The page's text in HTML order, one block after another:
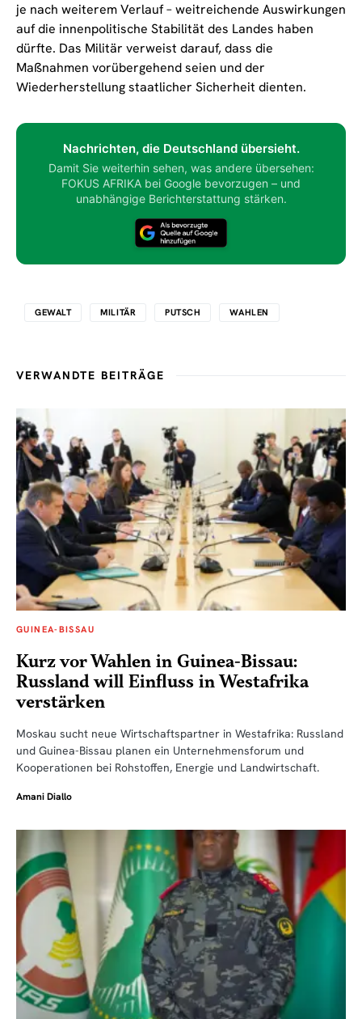
je nach weiterem Verlauf – weitreichende Auswirkungen
auf die innenpolitische Stabilität des Landes haben
dürfte. Das Militär verweist darauf, dass die
Maßnahmen vorübergehend seien und der
Wiederherstellung staatlicher Sicherheit dienten.
Nachrichten, die Deutschland übersieht.
Damit Sie weiterhin sehen, was andere übersehen:
FOKUS AFRIKA bei Google bevorzugen – und
unabhängige Berichterstattung stärken.
GEWALT MILITÄR PUTSCH WAHLEN
VERWANDTE BEITRÄGE
GUINEA-BISSAU
Kurz vor Wahlen in Guinea-Bissau:
Russland will Einfluss in Westafrika
verstärken
Moskau sucht neue Wirtschaftspartner in Westafrika: Russland
und Guinea-Bissau planen ein Unternehmensforum und
Kooperationen bei Rohstoffen, Energie und Landwirtschaft.
Amani Diallo